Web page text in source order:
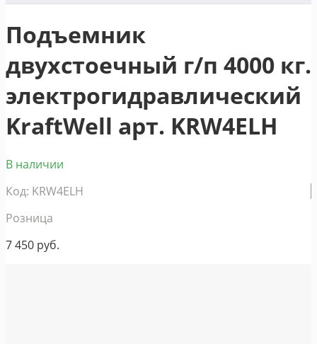
Подъемник
двухстоечный г/п 4000 кг.
электрогидравлический
KraftWell арт. KRW4ELH
В наличии
Код: KRW4ELH
Розница
7 450 руб.